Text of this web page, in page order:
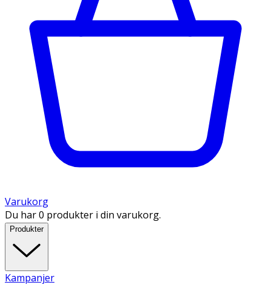
Varukorg
Du har 0 produkter i din varukorg.
Produkter
Kampanjer